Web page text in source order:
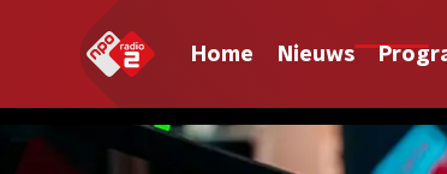
Home Nieuws